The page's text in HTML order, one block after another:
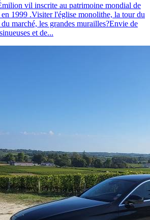
vil inscrite au patrimoine mondial de
1999 .Visiter l'église monolithe, la tour du
marché, les grandes murailles?Envie de
et de...